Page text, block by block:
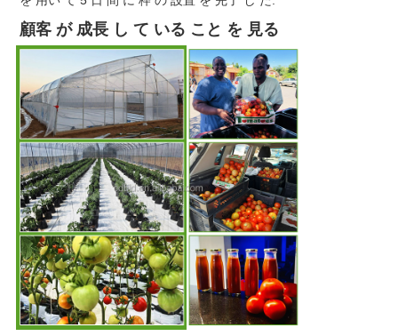
顧客 が 成長 し て いる こと を 見る